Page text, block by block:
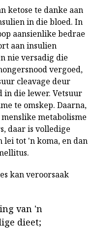
ketose te danke aan
in die bloed. In
aansienlike bedrae
aan insulien
nie versadig die
vergoed,
cleavage deur
in die lewer. Vetsuur
te omskep. Daarna,
metabolisme
daar is volledige
lei tot 'n koma, en dan
kan veroorsaak
van 'n
dieet;